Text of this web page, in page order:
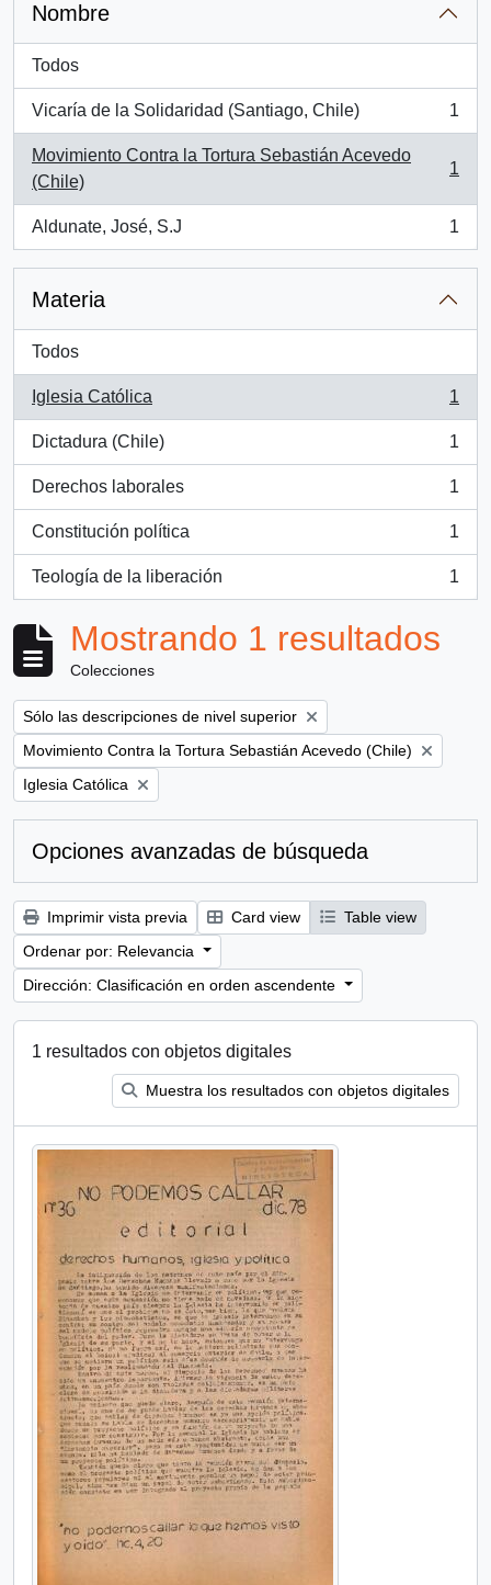
Nombre
Todos
Vicaría de la Solidaridad (Santiago, Chile)
, 1 resultados
1
Movimiento Contra la Tortura Sebastián Acevedo
(Chile)
, 1 resultados
1
Aldunate, José, S.J
, 1 resultados
1
Materia
Todos
Iglesia Católica
, 1 resultados
1
Dictadura (Chile)
, 1 resultados
1
Derechos laborales
, 1 resultados
1
Constitución política
, 1 resultados
1
Teología de la liberación
, 1 resultados
1
Mostrando 1 resultados
Colecciones
Remove filter:
Sólo las descripciones de nivel superior
Remove filter:
Movimiento Contra la Tortura Sebastián Acevedo (Chile)
Remove filter:
Iglesia Católica
Opciones avanzadas de búsqueda
Imprimir vista previa Card view
Table view
Ordenar por: Relevancia
Dirección: Clasificación en orden ascendente
1 resultados con objetos digitales
Muestra los resultados con objetos digitales